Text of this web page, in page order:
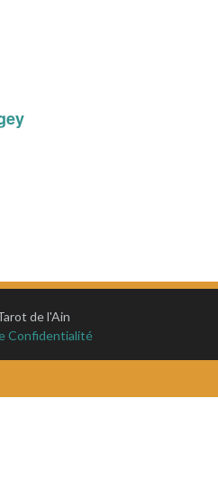
de l'Ain
Confidentialité